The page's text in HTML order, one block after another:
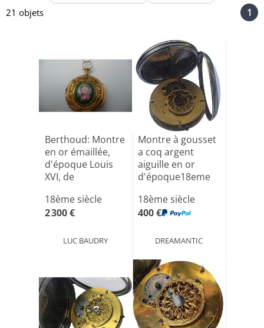
21 objets 1
Berthoud: Montre
en or émaillée,
d'époque Louis
XVI, de
18ème siècle
2 300 €
LUC BAUDRY
Montre à gousset
a coq argent
aiguille en or
d'époque18eme
18ème siècle
400 €
DREAMANTIC